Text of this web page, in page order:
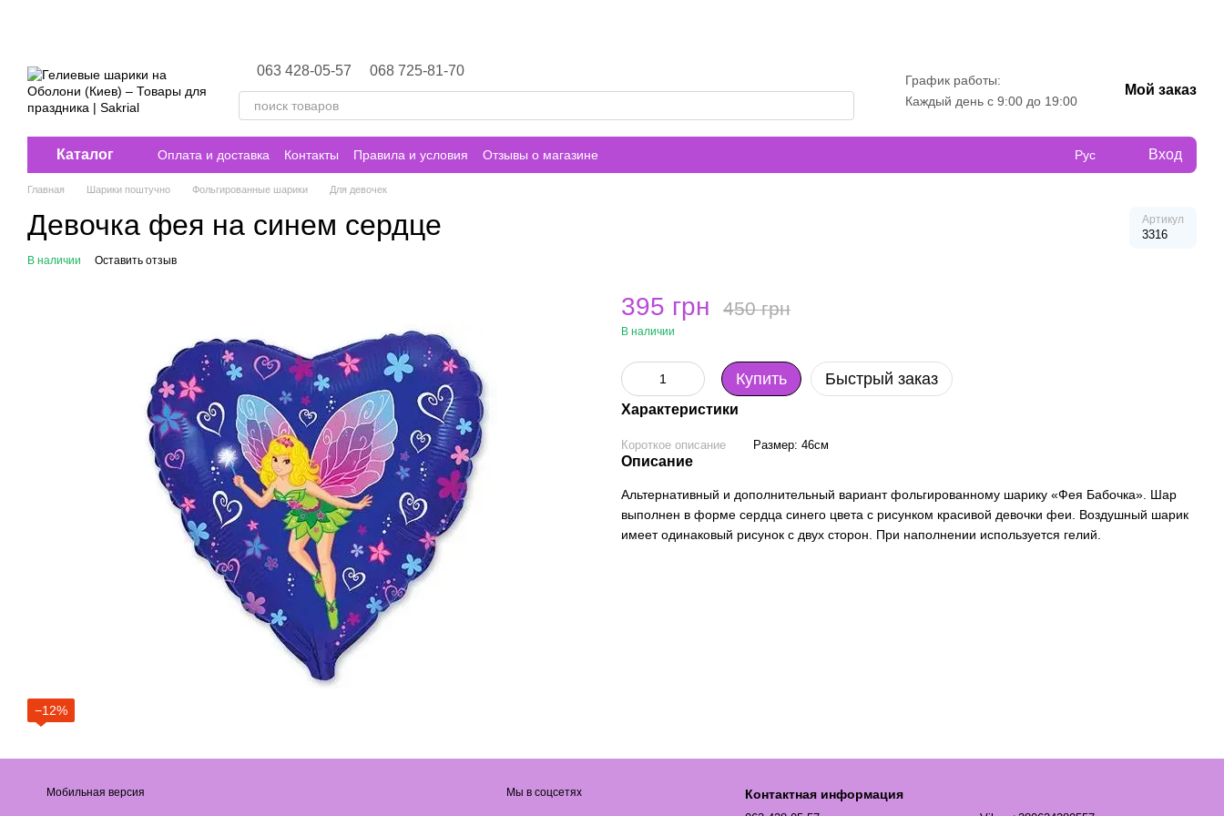
063 428-05-57 068 725-81-70
График работы:
Каждый день с 9:00 до 19:00
Мой заказ
Каталог Оплата и доставка Контакты Правила и условия Отзывы о магазине Рус Вход
Главная Шарики поштучно Фольгированные шарики Для девочек
Девочка фея на синем сердце Артикул
3316
В наличии Оставить отзыв
−12%
395 грн 450 грн
В наличии
Купить Быстрый заказ
Характеристики
Короткое описание Размер: 46см
Описание
Альтернативный и дополнительный вариант фольгированному шарику «Фея Бабочка». Шар
выполнен в форме сердца синего цвета с рисунком красивой девочки феи. Воздушный шарик
имеет одинаковый рисунок с двух сторон. При наполнении используется гелий.
Мобильная версия Мы в соцсетях Контактная информация